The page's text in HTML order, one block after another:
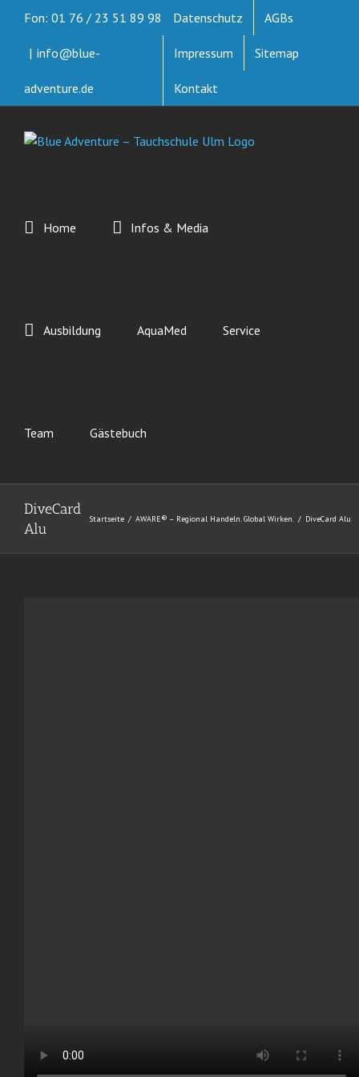
springen
Fon: 01 76 / 23 51 89 98
| info@blue-
adventure.de
Datenschutz AGBs
Impressum Sitemap
Kontakt
Home Infos & Media
Ausbildung AquaMed Service
Team Gästebuch
DiveCard
Alu
Startseite AWARE® – Regional Handeln. Global Wirken. DiveCard Alu